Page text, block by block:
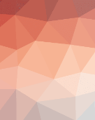
Skip
to
content